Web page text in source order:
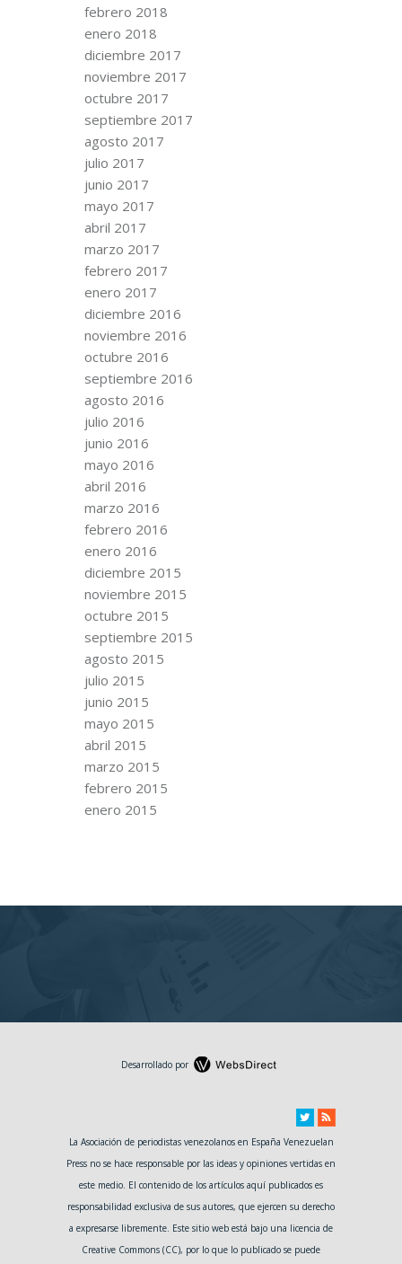
febrero 2018
enero 2018
diciembre 2017
noviembre 2017
octubre 2017
septiembre 2017
agosto 2017
julio 2017
junio 2017
mayo 2017
abril 2017
marzo 2017
febrero 2017
enero 2017
diciembre 2016
noviembre 2016
octubre 2016
septiembre 2016
agosto 2016
julio 2016
junio 2016
mayo 2016
abril 2016
marzo 2016
febrero 2016
enero 2016
diciembre 2015
noviembre 2015
octubre 2015
septiembre 2015
agosto 2015
julio 2015
junio 2015
mayo 2015
abril 2015
marzo 2015
febrero 2015
enero 2015
Desarrollado por
La Asociación de periodistas venezolanos en España Venezuelan
Press no se hace responsable por las ideas y opiniones vertidas en
este medio. El contenido de los artículos aquí publicados es
responsabilidad exclusiva de sus autores, que ejercen su derecho
a expresarse libremente. Este sitio web está bajo una licencia de
Creative Commons (CC), por lo que lo publicado se puede